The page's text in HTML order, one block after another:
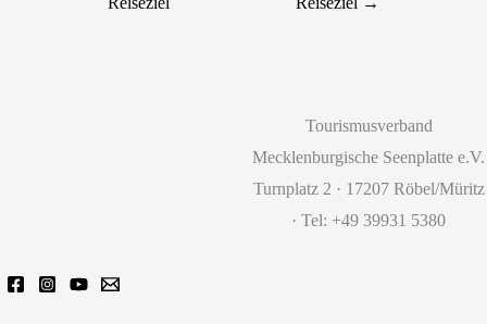
Tourismusverband
Mecklenburgische Seenplatte e.V.
Turnplatz 2 · 17207 Röbel/Müritz
· Tel: +49 39931 5380